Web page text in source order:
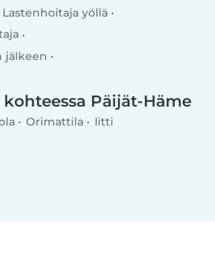
Lastenhoitaja yöllä
jälkeen
Päijät-Häme
Orimattila Iitti